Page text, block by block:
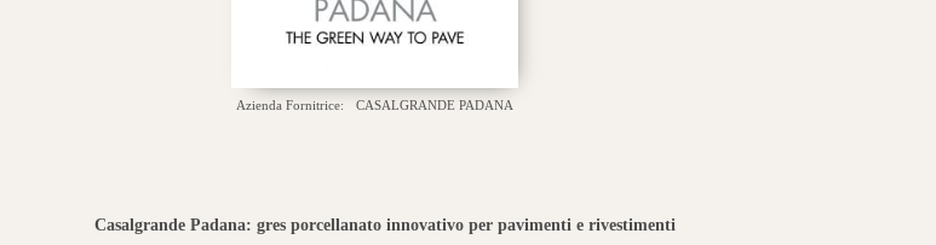
Azienda Fornitrice: CASALGRANDE PADANA
Casalgrande Padana: gres porcellanato innovativo per pavimenti e rivestimenti